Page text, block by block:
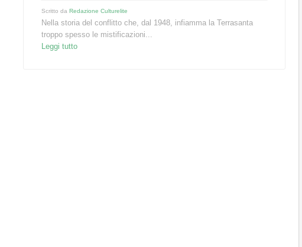
Scritto daRedazione Culturelite
Nella storia del conflitto che, dal 1948, infiamma la Terrasanta
troppo spesso le mistificazioni...
Leggi tutto